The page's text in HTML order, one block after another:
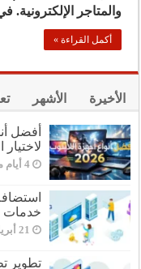
والمتاجر
أكمل القراءة »
الأخيرة الأشهر
خدمات
21 أبريل، 2020